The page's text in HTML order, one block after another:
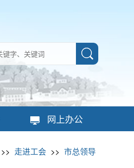
网上办公
>> 走进工会 >> 市总领导